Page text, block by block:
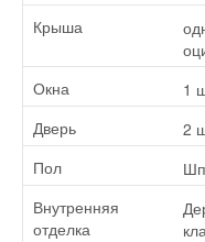
Крыша
Окна 1
Дверь 2
Пол
Внутренняя
отделка